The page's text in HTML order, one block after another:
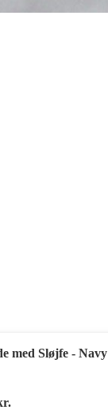
med Sløjfe - Navy